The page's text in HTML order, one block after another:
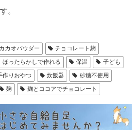
。
カカオパウダー
チョコレート麹
ほったらかしで作れる 保温
子ども
作りおやつ 炊飯器
砂糖不使用
麹 麹とココアでチョコレート